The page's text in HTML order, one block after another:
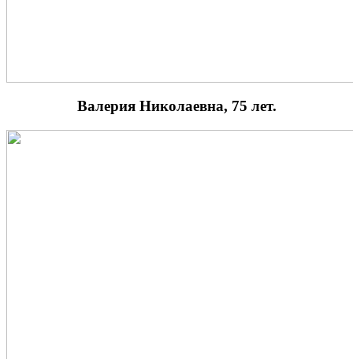
Валерия Николаевна, 75 лет.